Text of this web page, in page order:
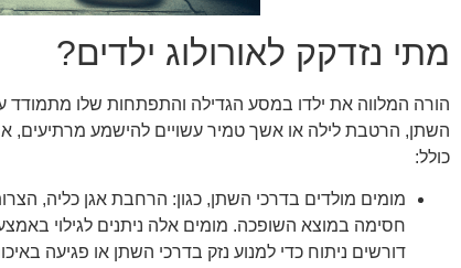
מתי נזדקק לאורולוג ילדים?
הורה המלווה את ילדו במסע הגדילה והתפתחות שלו
השתן, הרטבת לילה או אשך טמיר עשויים להישמע מרתיעים,
כולל:
מומים מולדים בדרכי השתן, כגון: הרחבת אגן כליה,
חסימה במוצא השופכה. מומים אלה ניתנים לגילוי
דורשים ניתוח כדי למנוע נזק בדרכי השתן או פגיעה